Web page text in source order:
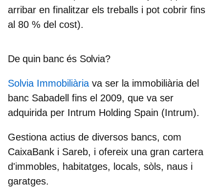
arribar en finalitzar els treballs i pot cobrir fins
al 80 % del cost).
De quin banc és Solvia?
Solvia Immobiliària va ser la immobiliària del
banc Sabadell fins el 2009, que va ser
adquirida per Intrum Holding Spain (Intrum).
Gestiona actius de diversos bancs, com
CaixaBank i Sareb, i ofereix una gran cartera
d'immobles, habitatges, locals, sòls, naus i
garatges.